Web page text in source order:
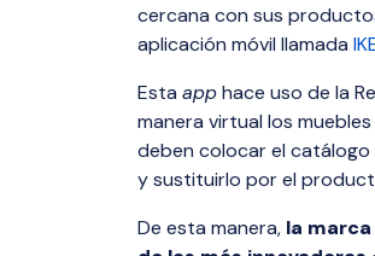
cercana con sus
aplicación móvil llamada
Esta apphace uso de la
manera virtual los
deben colocar el catálogo
y sustituirlo por el
De esta manera, la